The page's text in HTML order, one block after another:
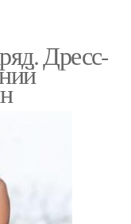
Дресс-